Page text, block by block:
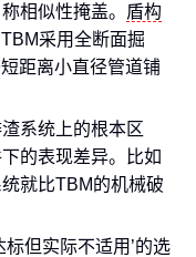
相似性掩盖。 盾构
采用全断面掘
距离小直径管道铺
系统上的根本区
的表现差异。比如
就比TBM的机械破
但实际不适用’的选